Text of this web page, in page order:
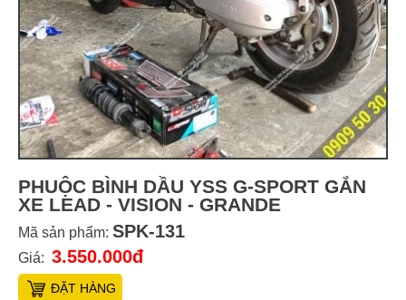
PHUỘC BÌNH DẦU YSS G-SPORT GẮN
XE LEAD - VISION - GRANDE
Mã sản phẩm: SPK-131
Giá: 3.550.000đ
ĐẶT HÀNG